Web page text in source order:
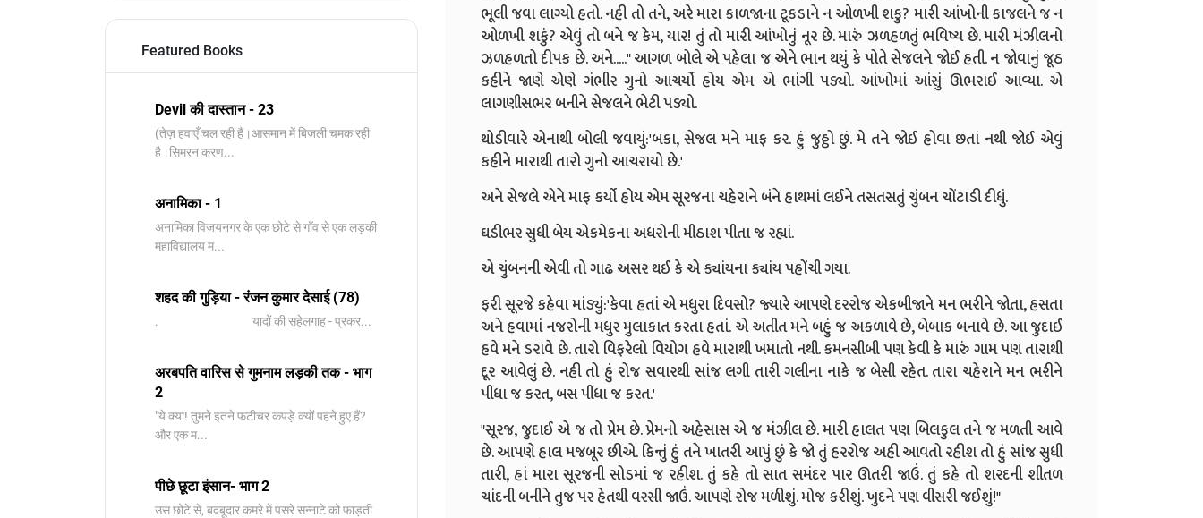
Featured Books
Devil की दास्तान - 23
(तेज़ हवाएँ चल रही हैं।आसमान में बिजली चमक रही
है।सिमरन करण...
अनामिका - 1
अनामिका विजयनगर के एक छोटे से गाँव से एक लड़की
महाविद्यालय म...
शहद की गुड़िया - रंजन कुमार देसाई (78)
. यादों की सहेलगाह - प्रकर...
अरबपति वारिस से गुमनाम लड़की तक - भाग
2
"ये क्या! तुमने इतने फटीचर कपड़े क्यों पहने हुए हैं?
और एक म...
पीछे छूटा इंसान- भाग 2
उस छोटे से, बदबूदार कमरे में पसरे सन्नाटे को फाड़ती
ભૂલી જવા લાગ્યો હતો. નહી તો તને, અરે મારા કાળજાના ટૂકડાને ન ઓળખી શકુ? મારી આંખોની કાજલને જ ન
ઓળખી શકું? એવું તો બને જ કેમ, યાર! તું તો મારી આંખોનું નૂર છે. મારું ઝળહળતું ભવિષ્ય છે. મારી મંઝીલનો
ઝળહળતો દીપક છે. અને....." આગળ બોલે એ પહેલા જ એને ભાન થયું કે પોતે સેજલને જોઈ હતી. ન જોવાનું જૂઠ
કહીને જાણે એણે ગંભીર ગુનો આચર્યો હોય એમ એ ભાંગી પડ્યો. આંખોમાં આંસું ઊભરાઈ આવ્યા. એ
લાગણીસભર બનીને સેજલને ભેટી પડ્યો.
થોડીવારે એનાથી બોલી જવાયું:'બકા, સેજલ મને માફ કર. હું જુઠ્ઠો છું. મે તને જોઈ હોવા છતાં નથી જોઈ એવું
કહીને મારાથી તારો ગુનો આચરાયો છે.'
અને સેજલે એને માફ કર્યો હોય એમ સૂરજના ચહેરાને બંને હાથમાં લઈને તસતસતું ચુંબન ચોંટાડી દીધું.
ઘડીભર સુધી બેય એકમેકના અધરોની મીઠાશ પીતા જ રહ્યાં.
એ ચુંબનની એવી તો ગાઢ અસર થઈ કે એ ક્યાંયના ક્યાંય પહોંચી ગયા.
ફરી સૂરજે કહેવા માંડ્યું:'કેવા હતાં એ મધુરા દિવસો? જ્યારે આપણે દરરોજ એકબીજાને મન ભરીને જોતા, હસતા
અને હવામાં નજરોની મધુર મુલાકાત કરતા હતાં. એ અતીત મને બહું જ અકળાવે છે, બેબાક બનાવે છે. આ જુદાઈ
હવે મને ડરાવે છે. તારો વિફરેલો વિયોગ હવે મારાથી ખમાતો નથી. કમનસીબી પણ કેવી કે મારું ગામ પણ તારાથી
દૂર આવેલું છે. નહી તો હું રોજ સવારથી સાંજ લગી તારી ગલીના નાકે જ બેસી રહેત. તારા ચહેરાને મન ભરીને
પીધા જ કરત, બસ પીધા જ કરત.'
"સૂરજ, જુદાઈ એ જ તો પ્રેમ છે. પ્રેમનો અહેસાસ એ જ મંઝીલ છે. મારી હાલત પણ બિલકુલ તને જ મળતી આવે
છે. આપણે હાલ મજબૂર છીએ. કિન્તું હું તને ખાતરી આપું છું કે જો તું હરરોજ અહી આવતો રહીશ તો હું સાંજ સુધી
તારી, હાં મારા સૂરજની સોડમાં જ રહીશ. તું કહે તો સાત સમંદર પાર ઊતરી જાઉં. તું કહે તો શરદની શીતળ
ચાંદની બનીને તુજ પર હેતથી વરસી જાઉં. આપણે રોજ મળીશું. મોજ કરીશું. ખુદને પણ વીસરી જઈશું!"